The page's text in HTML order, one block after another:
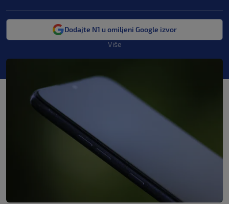
Dodajte N1 u omiljeni Google izvor
Više